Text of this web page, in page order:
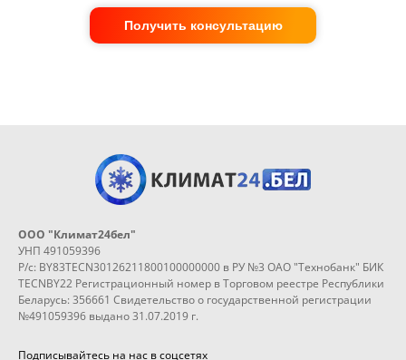
Получить консультацию
ООО "Климат24бел"
УНП 491059396
Р/с: BY83TECN30126211800100000000 в РУ №3 ОАО "Технобанк" БИК
TECNBY22 Регистрационный номер в Торговом реестре Республики
Беларусь: 356661 Свидетельство о государственной регистрации
№491059396 выдано 31.07.2019 г.
Подписывайтесь на нас в соцсетях